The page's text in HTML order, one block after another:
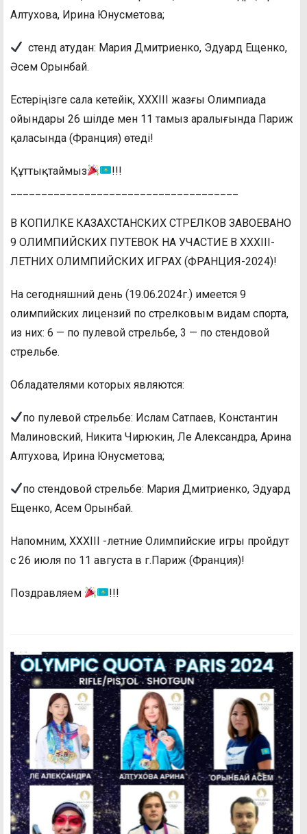
Алтухова, Ирина Юнусметова;
стенд атудан: Мария Дмитриенко, Эдуард Ещенко,
Әсем Орынбай.
Естеріңізге сала кетейік, XXXIII жазғы Олимпиада
ойындары 26 шілде мен 11 тамыз аралығында Париж
қаласында (Франция) өтеді!
Құттықтаймыз
!!!
В КОПИЛКЕ КАЗАХСТАНСКИХ СТРЕЛКОВ ЗАВОЕВАНО
9 ОЛИМПИЙСКИХ ПУТЕВОК НА УЧАСТИЕ В XXXIII-
ЛЕТНИХ ОЛИМПИЙСКИХ ИГРАХ (ФРАНЦИЯ-2024)!
На сегодняшний день (19.06.2024г.) имеется 9
олимпийских лицензий по стрелковым видам спорта,
из них: 6 — по пулевой стрельбе, 3 — по стендовой
стрельбе.
Обладателями которых являются:
по пулевой стрельбе: Ислам Сатпаев, Константин
Малиновский, Никита Чирюкин, Ле Александра, Арина
Алтухова, Ирина Юнусметова;
по стендовой стрельбе: Мария Дмитриенко, Эдуард
Ещенко, Асем Орынбай.
Напомним, XXXIII -летние Олимпийские игры пройдут
с 26 июля по 11 августа в г.Париж (Франция)!
Поздравляем !!!